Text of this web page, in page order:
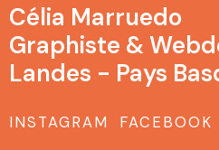
Célia Marruedo
Graphiste &
Landes - Pays
INSTAGRAM FACEBOOK